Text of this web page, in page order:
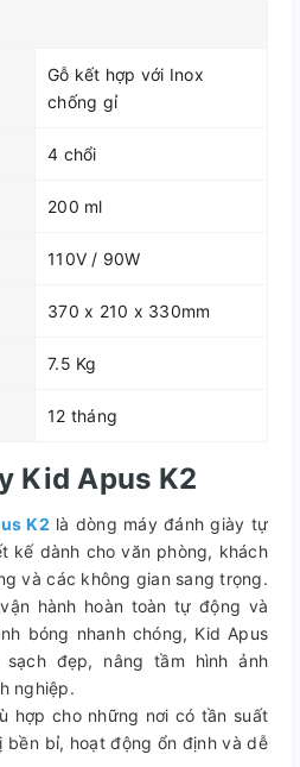
Gỗ kết hợp với Inox
chống gỉ
4 chổi
200 ml
110V / 90W
370 x 210 x 330mm
7.5 Kg
12 tháng
Kid Apus K2
K2 là dòng máy đánh giày tự
kế dành cho văn phòng, khách
và các không gian sang trọng.
hành hoàn toàn tự động và
bóng nhanh chóng, Kid Apus
đẹp, nâng tầm hình ảnh
nghiệp.
hợp cho những nơi có tần suất
bền bỉ, hoạt động ổn định và dễ